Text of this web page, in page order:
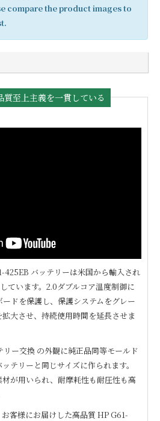
compare the product images to
質至上主義を一貫している
425EB バッテリーは米国から輸入され
ています。2.0ダブルコア温度制御に
ドを保護し、保護システムをグレー
大させ、持続使用時間を延長させま
リー交換 の外観に純正品同等モールド
テリーと同じサイズに作られます。
が用いられ、耐摩耗性も耐圧性も高
客様にお届けした高品質 HP G61-